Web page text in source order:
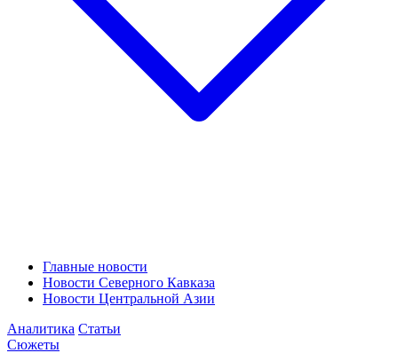
Главные новости
Новости Северного Кавказа
Новости Центральной Азии
Аналитика Статьи
Сюжеты